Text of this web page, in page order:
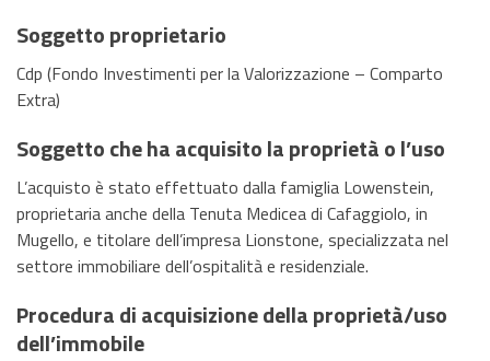
Soggetto proprietario
Cdp (Fondo Investimenti per la Valorizzazione – Comparto
Extra)
Soggetto che ha acquisito la proprietà o l’uso
L’acquisto è stato effettuato dalla famiglia Lowenstein,
proprietaria anche della Tenuta Medicea di Cafaggiolo, in
Mugello, e titolare dell’impresa Lionstone, specializzata nel
settore immobiliare dell’ospitalità e residenziale.
Procedura di acquisizione della proprietà/uso
dell’immobile